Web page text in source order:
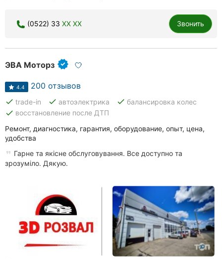
(0522) 33 XX XX Звонить
ЭВА Моторз
4.4 200 отзывов
done trade-in done автоэлектрика done балансировка колес
done восстановление после ДТП
Ремонт, диагностика, гарантия, оборудование, опыт, цена,
удобства
Гарне та якісне обслуговування. Все доступно та
зрозуміло. Дякую.